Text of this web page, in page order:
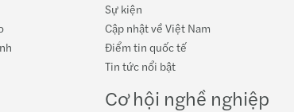
Sự kiện
Cập nhật về Việt Nam
Điểm tin quốc tế
Tin tức nổi bật
Cơ hội nghề nghiệp